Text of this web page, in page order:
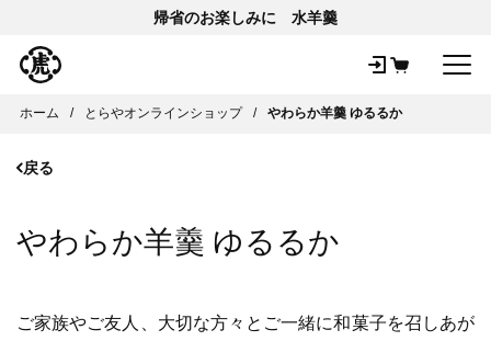
帰省のお楽しみに 水羊羹
ホーム とらやオンラインショップ やわらか羊羹 ゆるるか
戻る
やわらか羊羹 ゆるるか
ご家族やご友人、大切な方々とご一緒に和菓子を召しあが